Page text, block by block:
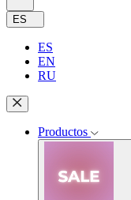
ES
ES
EN
RU
Productos